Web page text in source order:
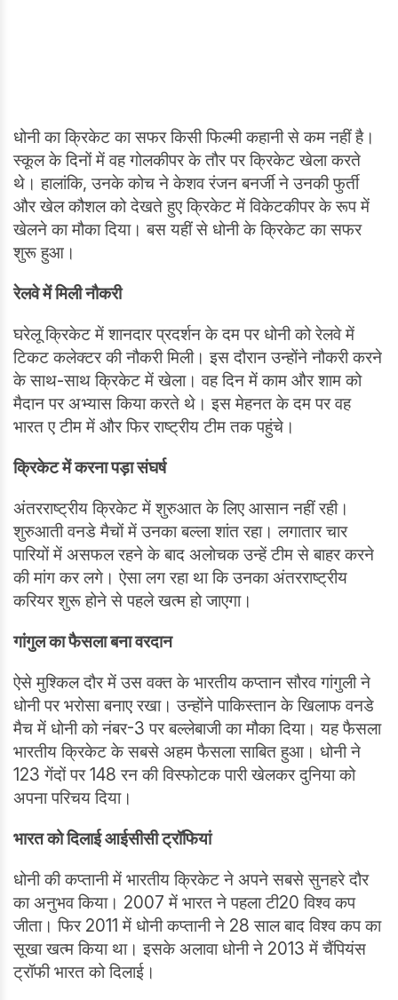
धोनी का क्रिकेट का सफर किसी फिल्मी कहानी से कम नहीं है।
स्कूल के दिनों में वह गोलकीपर के तौर पर क्रिकेट खेला करते
थे। हालांकि, उनके कोच ने केशव रंजन बनर्जी ने उनकी फुर्ती
और खेल कौशल को देखते हुए क्रिकेट में विकेटकीपर के रूप में
खेलने का मौका दिया। बस यहीं से धोनी के क्रिकेट का सफर
शुरू हुआ।
रेलवे में मिली नौकरी
घरेलू क्रिकेट में शानदार प्रदर्शन के दम पर धोनी को रेलवे में
टिकट कलेक्टर की नौकरी मिली। इस दौरान उन्होंने नौकरी करने
के साथ-साथ क्रिकेट में खेला। वह दिन में काम और शाम को
मैदान पर अभ्यास किया करते थे। इस मेहनत के दम पर वह
भारत ए टीम में और फिर राष्ट्रीय टीम तक पहुंचे।
क्रिकेट में करना पड़ा संघर्ष
अंतरराष्ट्रीय क्रिकेट में शुरुआत के लिए आसान नहीं रही।
शुरुआती वनडे मैचों में उनका बल्ला शांत रहा। लगातार चार
पारियों में असफल रहने के बाद अलोचक उन्हें टीम से बाहर करने
की मांग कर लगे। ऐसा लग रहा था कि उनका अंतरराष्ट्रीय
करियर शुरू होने से पहले खत्म हो जाएगा।
गांगुल का फैसला बना वरदान
ऐसे मुश्किल दौर में उस वक्त के भारतीय कप्तान सौरव गांगुली ने
धोनी पर भरोसा बनाए रखा। उन्होंने पाकिस्तान के खिलाफ वनडे
मैच में धोनी को नंबर-3 पर बल्लेबाजी का मौका दिया। यह फैसला
भारतीय क्रिकेट के सबसे अहम फैसला साबित हुआ। धोनी ने
123 गेंदों पर 148 रन की विस्फोटक पारी खेलकर दुनिया को
अपना परिचय दिया।
भारत को दिलाई आईसीसी ट्रॉफियां
धोनी की कप्तानी में भारतीय क्रिकेट ने अपने सबसे सुनहरे दौर
का अनुभव किया। 2007 में भारत ने पहला टी20 विश्व कप
जीता। फिर 2011 में धोनी कप्तानी ने 28 साल बाद विश्व कप का
सूखा खत्म किया था। इसके अलावा धोनी ने 2013 में चैंपियंस
ट्रॉफी भारत को दिलाई।